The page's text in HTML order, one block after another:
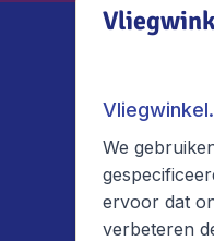
Over
We
ervoor dat
verbeteren